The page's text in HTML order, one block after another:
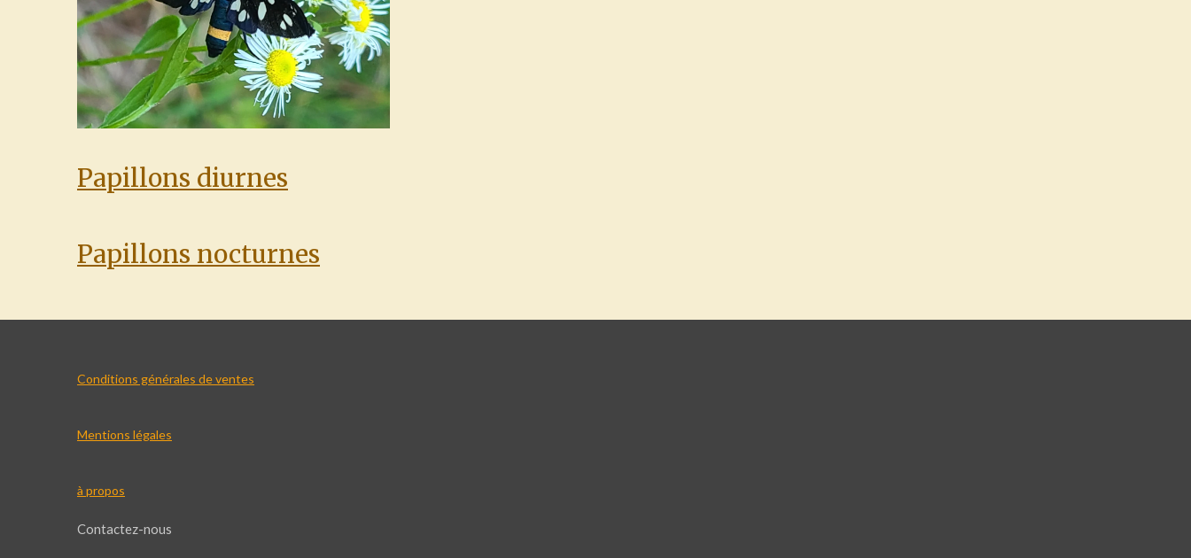
Papillons diurnes
Papillons nocturnes
Conditions générales de ventes
Mentions légales
à propos
Contactez-nous